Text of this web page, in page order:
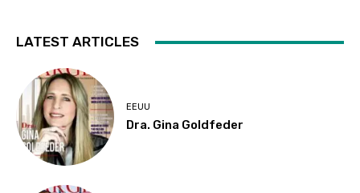
LATEST ARTICLES
EEUU
Dra. Gina Goldfeder